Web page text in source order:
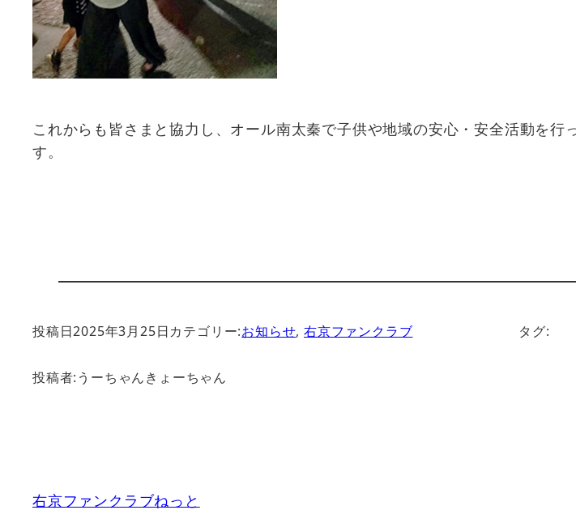
これからも皆さまと協力し、オール南太秦で子供や地域の安心・安全活動を
す。
投稿日2025年3月25日カテゴリー:お知らせ, 右京ファンクラブ
投稿者: うーちゃんきょーちゃん
タグ:
右京ファンクラブねっと